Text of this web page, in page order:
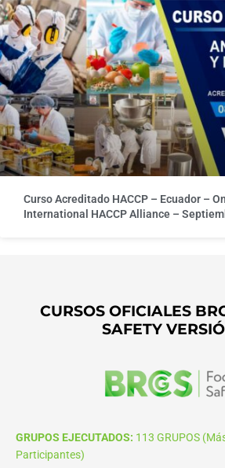
Curso Acreditado HACCP – Ecuador –
International HACCP Alliance –
CURSOS OFICIALES
SAFETY
GRUPOS EJECUTADOS: 113 GRUPOS
Participantes)